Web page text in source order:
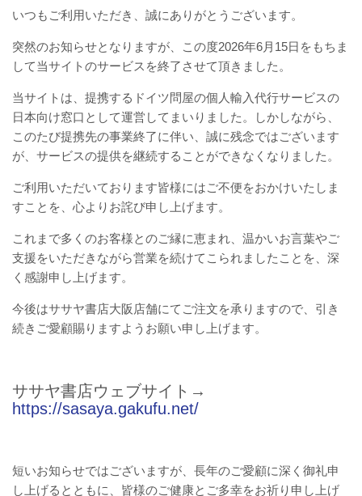
いつもご利用いただき、誠にありがとうございます。
突然のお知らせとなりますが、この度2026年6月15日をもちま
して当サイトのサービスを終了させて頂きました。
当サイトは、提携するドイツ問屋の個人輸入代行サービスの
日本向け窓口として運営してまいりました。しかしながら、
このたび提携先の事業終了に伴い、誠に残念ではございます
が、サービスの提供を継続することができなくなりました。
ご利用いただいております皆様にはご不便をおかけいたしま
すことを、心よりお詫び申し上げます。
これまで多くのお客様とのご縁に恵まれ、温かいお言葉やご
支援をいただきながら営業を続けてこられましたことを、深
く感謝申し上げます。
今後はササヤ書店大阪店舗にてご注文を承りますので、引き
続きご愛顧賜りますようお願い申し上げます。
ササヤ書店ウェブサイト→
https://sasaya.gakufu.net/
短いお知らせではございますが、長年のご愛顧に深く御礼申
し上げるとともに、皆様のご健康とご多幸をお祈り申し上げ